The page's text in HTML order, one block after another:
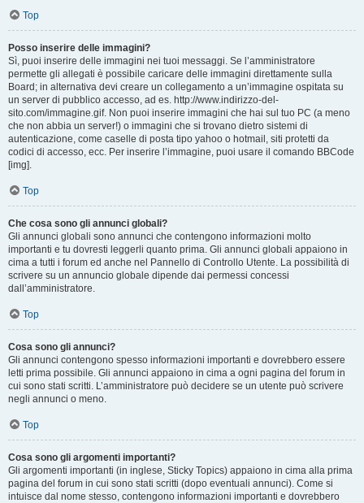
Top
Posso inserire delle immagini?
Sì, puoi inserire delle immagini nei tuoi messaggi. Se l’amministratore
permette gli allegati è possibile caricare delle immagini direttamente sulla
Board; in alternativa devi creare un collegamento a un’immagine ospitata su
un server di pubblico accesso, ad es. http://www.indirizzo-del-
sito.com/immagine.gif. Non puoi inserire immagini che hai sul tuo PC (a meno
che non abbia un server!) o immagini che si trovano dietro sistemi di
autenticazione, come caselle di posta tipo yahoo o hotmail, siti protetti da
codici di accesso, ecc. Per inserire l’immagine, puoi usare il comando BBCode
[img].
Top
Che cosa sono gli annunci globali?
Gli annunci globali sono annunci che contengono informazioni molto
importanti e tu dovresti leggerli quanto prima. Gli annunci globali appaiono in
cima a tutti i forum ed anche nel Pannello di Controllo Utente. La possibilità di
scrivere su un annuncio globale dipende dai permessi concessi
dall’amministratore.
Top
Cosa sono gli annunci?
Gli annunci contengono spesso informazioni importanti e dovrebbero essere
letti prima possibile. Gli annunci appaiono in cima a ogni pagina del forum in
cui sono stati scritti. L’amministratore può decidere se un utente può scrivere
negli annunci o meno.
Top
Cosa sono gli argomenti importanti?
Gli argomenti importanti (in inglese, Sticky Topics) appaiono in cima alla prima
pagina del forum in cui sono stati scritti (dopo eventuali annunci). Come si
intuisce dal nome stesso, contengono informazioni importanti e dovrebbero